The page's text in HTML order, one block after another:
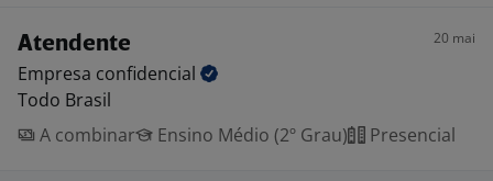
Atendente 20 mai
Empresa confidencial
Todo Brasil
A combinar
Ensino Médio (2º Grau) Presencial